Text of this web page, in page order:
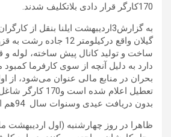
170کارگر قرار دادی بلاتکلیف شدند.
به گزارش3اردیبهشت ایلنا بنقل از
گیلان واقع درکیلومتر 12
ساخت و تولید کانال پیش ساخته، لوله و
دارد به دلیل آنچه از سوی کارفرما کمبود
بحران در منابع مالی عنوان می‌شود، از
تعطیل اعلام شده
بدون دریافت عیدی وسنوات سال 94هم اکنون بلاتکلیف هستند.
ظاهرا در روز چهارشنبه (اول اردیبهشت